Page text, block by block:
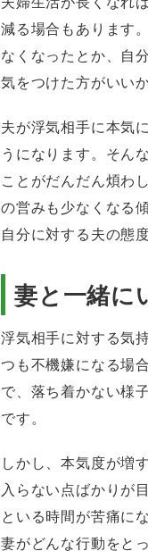
減る場合もあります
なくなったとか、自
気をつけた方がいい
夫が浮気相手に本気
うになります。そん
ことがだんだん煩わ
の営みも少なくなる
自分に対する夫の態
妻と一緒に
浮気相手に対する気
つも不機嫌になる場
で、落ち着かない様
です。
しかし、本気度が増
入らない点ばかりが
といる時間が苦痛に
妻がどんな行動をと